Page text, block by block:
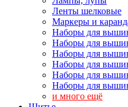
Ленты шелковые
Маркеры и
Наборы для
Наборы для
Наборы для
Наборы для
Наборы для
Наборы для
и много ещё